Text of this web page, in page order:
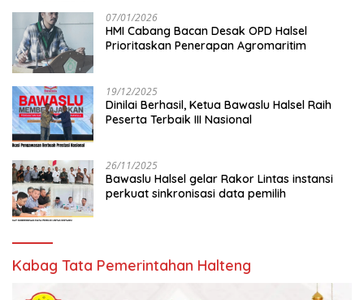
07/01/2026
HMI Cabang Bacan Desak OPD Halsel
Prioritaskan Penerapan Agromaritim
19/12/2025
Dinilai Berhasil, Ketua Bawaslu Halsel Raih
Peserta Terbaik III Nasional
26/11/2025
Bawaslu Halsel gelar Rakor Lintas instansi
perkuat sinkronisasi data pemilih
Kabag Tata Pemerintahan Halteng